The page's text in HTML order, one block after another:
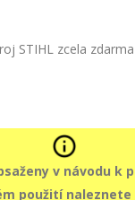
STIHL zcela zdarma
v návodu k
použití